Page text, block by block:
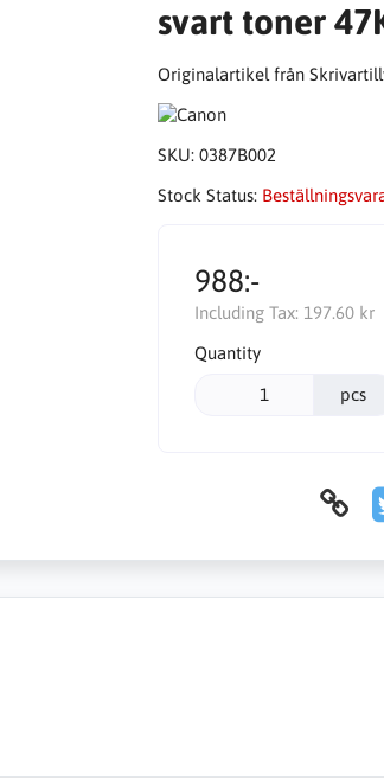
svart toner
Originalartikel från
SKU: 0387B002
Stock Status:
988:-
Including Tax: 197.60 kr
Quantity
pcs